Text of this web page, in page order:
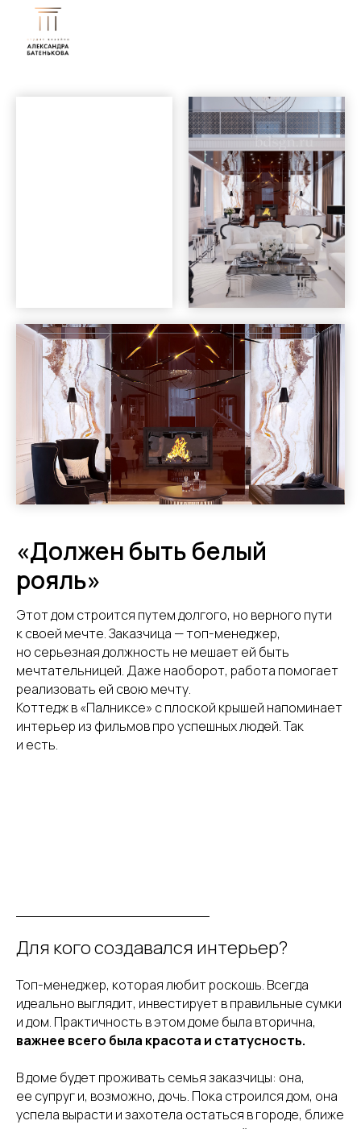
«Должен быть белый
рояль»
Этот дом строится путем долгого, но верного пути
к своей мечте. Заказчица — топ-менеджер,
но серьезная должность не мешает ей быть
мечтательницей. Даже наоборот, работа помогает
реализовать ей свою мечту.
Коттедж в «Палниксе» с плоской крышей напоминает
интерьер из фильмов про успешных людей. Так
и есть.
Для кого создавался интерьер?
Топ-менеджер, которая любит роскошь. Всегда
идеально выглядит, инвестирует в правильные сумки
и дом. Практичность в этом доме была вторична,
важнее всего была красота и статусность.
В доме будет проживать семья заказчицы: она,
ее супруг и, возможно, дочь. Пока строился дом, она
успела вырасти и захотела остаться в городе, ближе